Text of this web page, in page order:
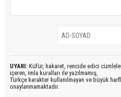
UYARI: Küfür, hakaret, rencide edici
içeren, imla kuralları ile yazılmamış,
Türkçe karakter kullanılmayan ve büyük
onaylanmamaktadır.